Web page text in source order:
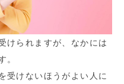
けられますが、なかには
。
受けないほうがよい人に